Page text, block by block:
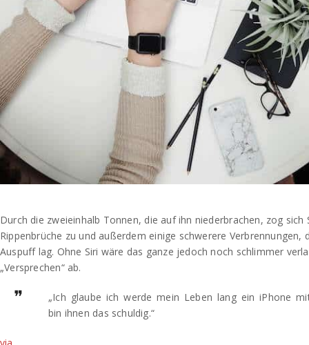
Durch die zweieinhalb Tonnen, die auf ihn niederbrachen, zog sich
Rippenbrüche zu und außerdem einige schwerere Verbrennungen,
Auspuff lag. Ohne Siri wäre das ganze jedoch noch schlimmer
„Versprechen“ ab.
„Ich glaube ich werde mein Leben lang ein iPhone
bin ihnen das schuldig.“